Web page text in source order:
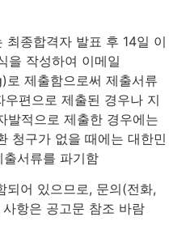
종합격자 발표 후 14일 이
을 작성하여 이메일
제출함으로써 제출서류
편으로 제출된 경우나 지
발적으로 제출한 경우에는
청구가 없을 때에는 대한민
서류를 파기함
어 있으므로, 문의(전화,
항은 공고문 참조 바람